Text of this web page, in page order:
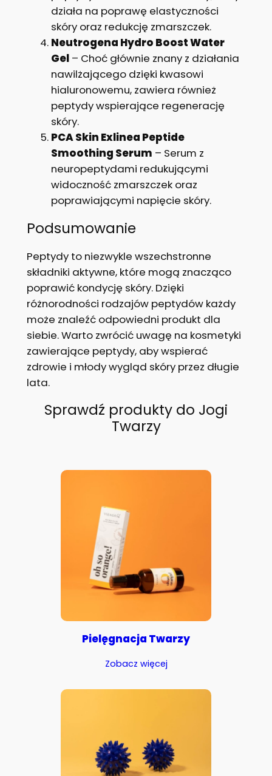
działa na poprawę elastyczności
skóry oraz redukcję zmarszczek.
Neutrogena Hydro Boost Water
Gel– Choć głównie znany z działania
nawilżającego dzięki kwasowi
hialuronowemu, zawiera również
peptydy wspierające regenerację
skóry.
PCA Skin Exlinea Peptide
Smoothing Serum – Serum z
neuropeptydami redukującymi
widoczność zmarszczek oraz
poprawiającymi napięcie skóry.
Podsumowanie
Peptydy to niezwykle wszechstronne
składniki aktywne, które mogą znacząco
poprawić kondycję skóry. Dzięki
różnorodności rodzajów peptydów każdy
może znaleźć odpowiedni produkt dla
siebie. Warto zwrócić uwagę na kosmetyki
zawierające peptydy, aby wspierać
zdrowie i młody wygląd skóry przez długie
lata.
Sprawdź produkty do Jogi
Twarzy
Pielęgnacja Twarzy
Zobacz więcej